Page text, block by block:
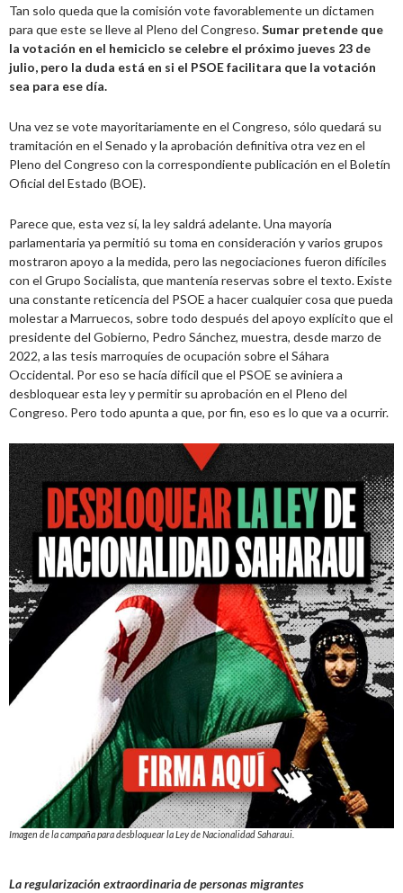
Tan solo queda que la comisión vote favorablemente un dictamen
para que este se lleve al Pleno del Congreso.Sumar pretende que
la votación en el hemiciclo se celebre el próximo jueves 23 de
julio, pero la duda está en si el PSOE facilitara que la votación
sea para ese día.
Una vez se vote mayoritariamente en el Congreso, sólo quedará su
tramitación en el Senado y la aprobación definitiva otra vez en el
Pleno del Congreso con la correspondiente publicación en el Boletín
Oficial del Estado (BOE).
Parece que, esta vez sí, la ley saldrá adelante. Una mayoría
parlamentaria ya permitió su toma en consideración y varios grupos
mostraron apoyo a la medida, pero las negociaciones fueron difíciles
con el Grupo Socialista, que mantenía reservas sobre el texto. Existe
una constante reticencia del PSOE a hacer cualquier cosa que pueda
molestar a Marruecos, sobre todo después del apoyo explícito que el
presidente del Gobierno, Pedro Sánchez, muestra, desde marzo de
2022, a las tesis marroquíes de ocupación sobre el Sáhara
Occidental. Por eso se hacía difícil que el PSOE se aviniera a
desbloquear esta ley y permitir su aprobación en el Pleno del
Congreso. Pero todo apunta a que, por fin, eso es lo que va a ocurrir.
Imagen de la campaña para desbloquear la Ley de Nacionalidad Saharaui.
La regularización extraordinaria de personas migrantes